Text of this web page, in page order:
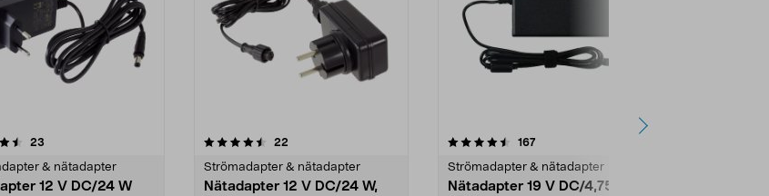
23
& nätadapter
12 V DC/24 W
4.5 av 5 stjärnor 22
Strömadapter & nätadapter
Nätadapter 12 V DC/24 W,
4.5 av 5 stjärnor 167recensioner
Strömadapter & nätadapter
Nätadapter 19 V DC/4,75 A,
4.5 av 5 stjärnor